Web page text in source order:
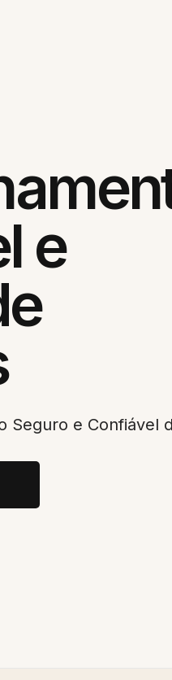
e
Seguro e Confiável